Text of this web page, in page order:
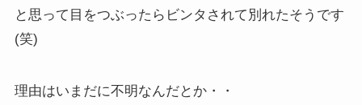
と思って目をつぶったらビンタされて別れたそうです
(笑)
理由はいまだに不明なんだとか・・